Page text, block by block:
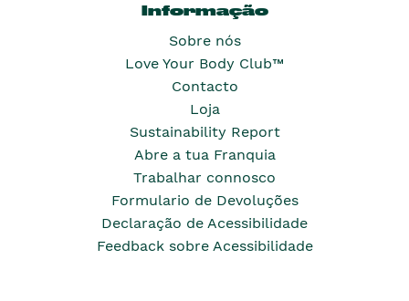
Informação
Sobre nós
Love Your Body Club™
Contacto
Loja
Sustainability Report
Abre a tua Franquia
Trabalhar connosco
Formulario de Devoluções
Declaração de Acessibilidade
Feedback sobre Acessibilidade